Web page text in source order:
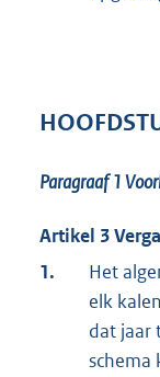
Paragraaf 1
Artikel 3
1.
Het
elk
dat jaar
schema